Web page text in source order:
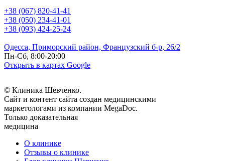
+38 (067) 820-41-41
+38 (050) 234-41-01
+38 (093) 424-25-24
Одесса, Приморский район, Французский б-р, 26/2
Пн-Сб, 8:00-20:00
Открыть в картах Google
© Клиника Шевченко.
Сайт и контент сайта создан медицинскими
маркетологами из компании MegaDoc.
Только доказательная
медицина
О клинике
Отзывы о клинике